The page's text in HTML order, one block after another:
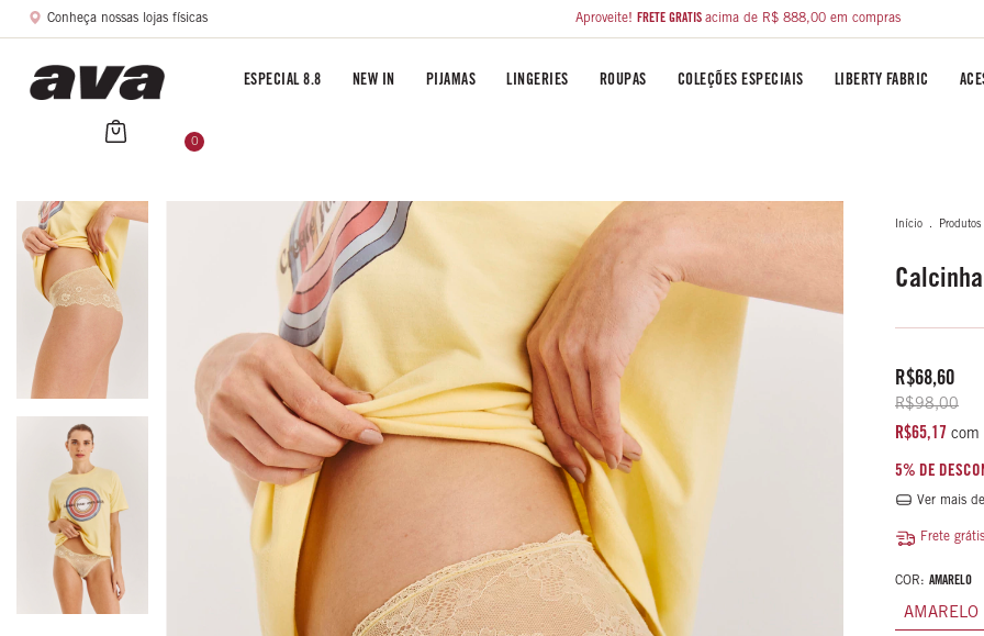
Conheça nossas lojas físicas Aproveite! FRETE GRÁTIS acima de R$ 888,00 em compras
ESPECIAL 8.8 NEW IN PIJAMAS LINGERIES ROUPAS COLEÇÕES ESPECIAIS LIBERTY FABRIC
0
Início . Produtos
R$68,60
R$98,00
R$65,17 com
5% DE
Ver mais
Frete grátis
COR: AMARELO
AMARELO